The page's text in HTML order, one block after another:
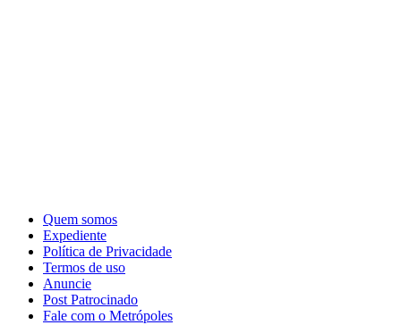
Quem somos
Expediente
Política de Privacidade
Termos de uso
Anuncie
Post Patrocinado
Fale com o Metrópoles